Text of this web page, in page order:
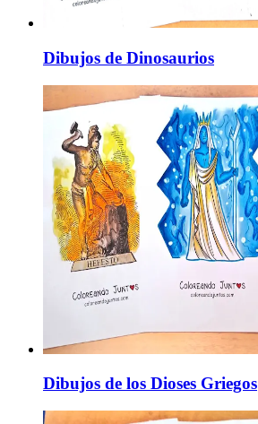
Dibujos de Dinosaurios
Dibujos de los Dioses Griegos